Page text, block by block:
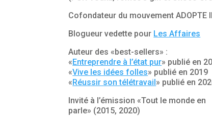
Cofondateur du mouvement ADOPTE
Blogueur vedette pour Les Affaires
Auteur des «best-sellers» :
«Entreprendre à l’état pur» publié en
«Vive les idées folles» publié en 2019
«Réussir son télétravail» publié en
Invité à l’émission «Tout le monde en
parle» (2015, 2020)